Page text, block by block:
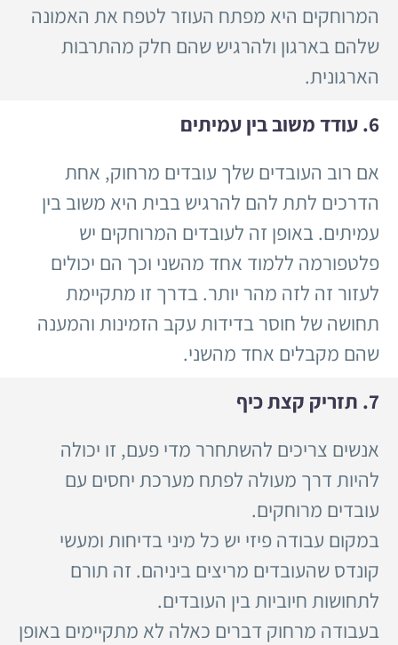
המרוחקים היא מפתח העוזר לטפח את האמונה
שלהם בארגון ולהרגיש שהם חלק מהתרבות
הארגונית.
6. עודד משוב בין עמיתים
אם רוב העובדים שלך עובדים מרחוק, אחת
הדרכים לתת להם להרגיש בבית היא משוב בין
עמיתים. באופן זה לעובדים המרוחקים יש
פלטפורמה ללמוד אחד מהשני וכך הם יכולים
לעזור זה לזה מהר יותר. בדרך זו מתקיימת
תחושה של חוסר בדידות עקב הזמינות והמענה
שהם מקבלים אחד מהשני.
7. תזריק קצת כיף
אנשים צריכים להשתחרר מדי פעם, זו יכולה
להיות דרך מעולה לפתח מערכת יחסים עם
עובדים מרוחקים.
במקום עבודה פיזי יש כל מיני בדיחות ומעשי
קונדס שהעובדים מריצים ביניהם. זה תורם
לתחושות חיוביות בין העובדים.
בעבודה מרחוק דברים כאלה לא מתקיימים באופן